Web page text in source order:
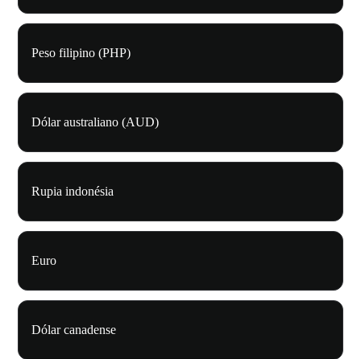
Peso filipino (PHP)
Dólar australiano (AUD)
Rupia indonésia
Euro
Dólar canadense